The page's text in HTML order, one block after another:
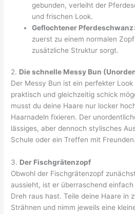
gebunden, verleiht der
und frischen Look.
Geflochtener Pferdeschwanz
zuerst zu einem normalen
zusätzliche Struktur sorgt.
2. Die schnelle Messy Bun
Der Messy Bun ist ein perfekter
praktisch und gleichzeitig schick
musst du deine Haare nur locker
Haarnadeln fixieren. Der
lässiges, aber dennoch stylisches
Schule oder ein Treffen mit Freunden.
3. Der Fischgrätenzopf
Obwohl der Fischgrätenzopf
aussieht, ist er überraschend
Dreh raus hast. Teile deine Haare in
Strähnen und nimm jeweils eine